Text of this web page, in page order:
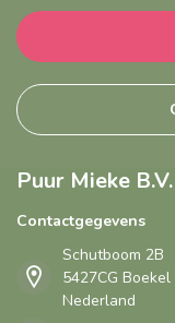
Puur Mieke B.V.
Contactgegevens
Schutboom 2B
5427CG Boekel
Nederland